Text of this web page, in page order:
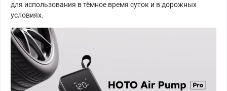
для использования в тёмное время суток и в дорожных
условиях.